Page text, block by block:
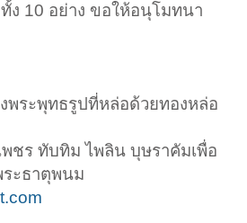
ง 10 อย่าง ขอให้อนุโมทนา
พระพุทธรูปที่หล่อด้วยทองหล่อ
พชร ทับทิม ไพลิน บุษราคัมเพื่อ
ะธาตุพนม